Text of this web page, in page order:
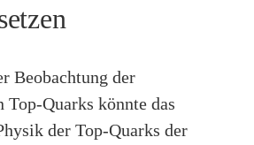
Beobachtung der
Top-Quarks könnte das
der Top-Quarks der